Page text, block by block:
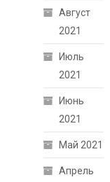
Август
2021
Июль
2021
Июнь
2021
Май 2021
Апрель